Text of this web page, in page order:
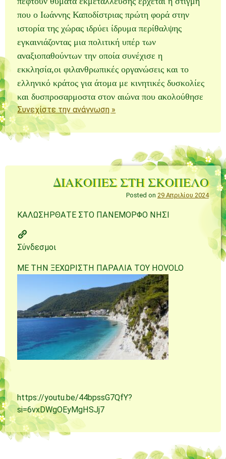
που ο Ιωάννης Καποδίστριας πρώτη φορά στην
ιστορία της χώρας ιδρύει ίδρυμα περίθαλψης
εγκαινιάζοντας μια πολιτική υπέρ των
αναξιοπαθούντων την οποία συνέχισε η
εκκλησία,οι φιλανθρωπικές οργανώσεις και το
ελληνικό κράτος για άτομα με κινητικές δυσκολίες
και δυσπροσαρμοστα στον αιώνα που ακολούθησε
Συνεχίστε την ανάγνωση »
ΔΙΑΚΟΠΕΣ ΣΤΗ ΣΚΟΠΕΛΟ
Posted on 29 Απριλίου 2024
ΚΑΛΩΣΗΡΘΑΤΕ ΣΤΟ ΠΑΝΕΜΟΡΦΟ ΝΗΣΙ
Σύνδεσμοι
ΜΕ ΤΗΝ ΞΕΧΩΡΙΣΤΗ ΠΑΡΑΛΙΑ ΤΟΥ HOVOLO
https://youtu.be/44bpssG7QfY?
si=6vxDWgOEyMgHSJj7